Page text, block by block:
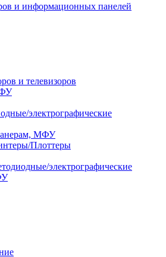
и информационных панелей
и телевизоров
электрографические
МФУ
Плоттеры
электрографические